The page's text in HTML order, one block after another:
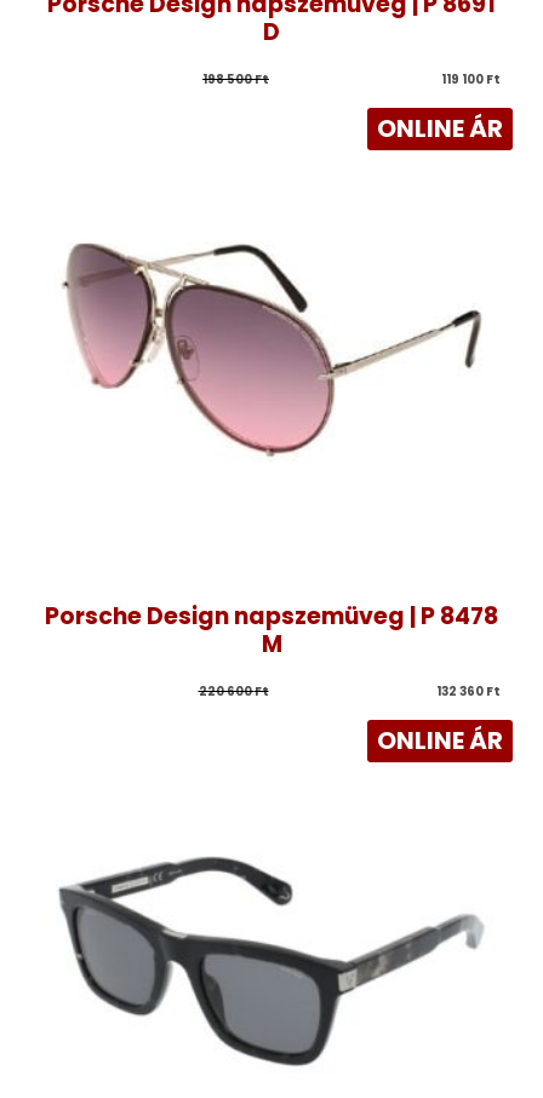
D
198 500 Ft 119 100 Ft
ONLINE ÁR
Porsche Design napszemüveg | P 8478
M
220 600 Ft 132 360 Ft
ONLINE ÁR